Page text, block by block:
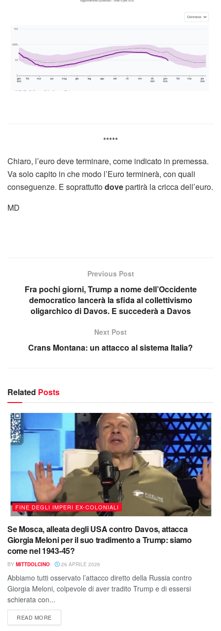
*****
Chiaro, l’euro deve terminare, come indicato in premessa.
Va solo capito in che modo l’Euro terminerà, con quali
conseguenze. E soprattuttodovepartirà la cricca dell’euro.
MD
Previous Post
Fra pochi giorni, Trump a nome dell’Occidente
democratico lancerà la sfida al collettivismo
oligarchico di Davos. E succederà a Davos
Next Post
Crans Montana: un attacco al sistema Italia?
Related Posts
FINE DEGLI IMPERI EX-COLONIALI
Se Mosca, alleata degli USA contro Davos, attacca
Giorgia Meloni per il suo tradimento a Trump: siamo
come nel 1943-45?
BY MITTDOLCINO 26 APRILE 2026
Abbiamo tutti osservato l’attacco diretto della Russia contro
Giorgia Meloni, colpevole di aver tradito Trump e di essersi
schierata con...
READ MORE